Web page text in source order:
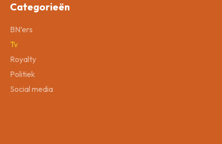
Categorieën
BN’ers
Tv
Royalty
Politiek
Social media